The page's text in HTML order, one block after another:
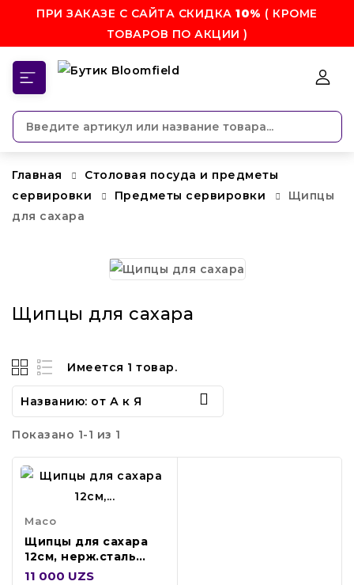
ПРИ ЗАКАЗЕ С САЙТА СКИДКА10% ( КРОМЕ
ТОВАРОВ ПО АКЦИИ )
Главная
Столовая посуда и предметы
сервировки
Предметы сервировки
Щипцы
для сахара
Щипцы для сахара
Имеется 1 товар.
Названию: от А к Я 
Показано 1-1 из 1
Maco
Щипцы для сахара
12см, нерж.сталь
TNG15
11 000 UZS